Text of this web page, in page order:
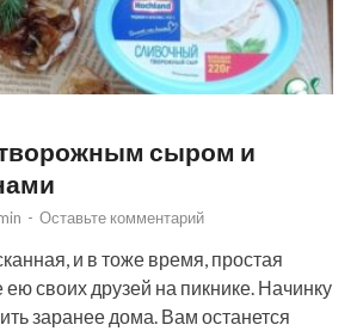
творожным сыром и
- Оставьте комментарий
и в тоже время, простая
ею своих друзей на пикнике. Начинку
заранее дома. Вам останется